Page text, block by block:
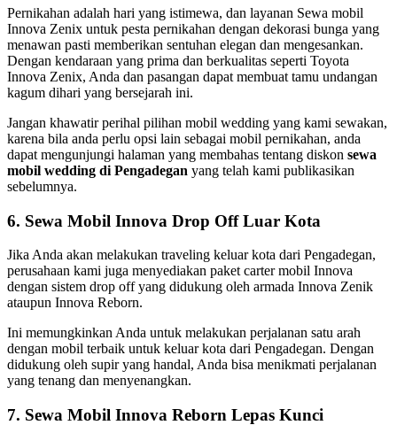
Pernikahan adalah hari yang istimewa, dan layanan Sewa mobil
Innova Zenix untuk pesta pernikahan dengan dekorasi bunga yang
menawan pasti memberikan sentuhan elegan dan mengesankan.
Dengan kendaraan yang prima dan berkualitas seperti Toyota
Innova Zenix, Anda dan pasangan dapat membuat tamu undangan
kagum dihari yang bersejarah ini.
Jangan khawatir perihal pilihan mobil wedding yang kami sewakan,
karena bila anda perlu opsi lain sebagai mobil pernikahan, anda
dapat mengunjungi halaman yang membahas tentang diskon sewa
mobil wedding di Pengadegan yang telah kami publikasikan
sebelumnya.
6. Sewa Mobil Innova Drop Off Luar Kota
Jika Anda akan melakukan traveling keluar kota dari Pengadegan,
perusahaan kami juga menyediakan paket carter mobil Innova
dengan sistem drop off yang didukung oleh armada Innova Zenik
ataupun Innova Reborn.
Ini memungkinkan Anda untuk melakukan perjalanan satu arah
dengan mobil terbaik untuk keluar kota dari Pengadegan. Dengan
didukung oleh supir yang handal, Anda bisa menikmati perjalanan
yang tenang dan menyenangkan.
7. Sewa Mobil Innova Reborn Lepas Kunci